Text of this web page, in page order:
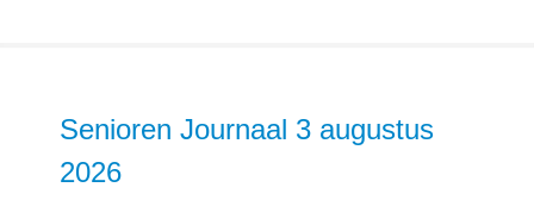
Senioren Journaal 3 augustus
2026